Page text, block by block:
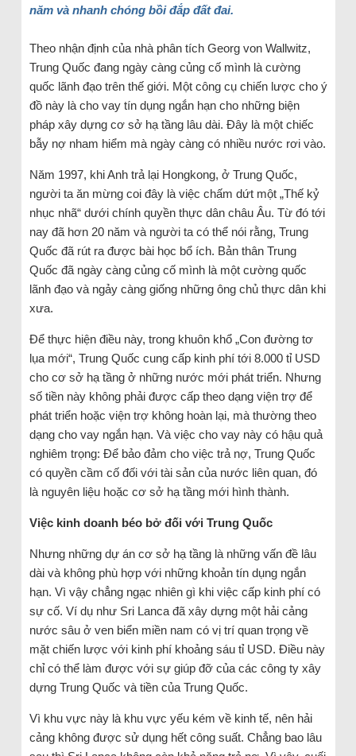
năm và nhanh chóng bồi đắp đất đai.
Theo nhận định của nhà phân tích Georg von Wallwitz,
Trung Quốc đang ngày càng củng cố mình là cường
quốc lãnh đạo trên thế giới. Một công cụ chiến lược cho ý
đồ này là cho vay tín dụng ngắn hạn cho những biện
pháp xây dựng cơ sở hạ tầng lâu dài. Đây là một chiếc
bẫy nợ nham hiểm mà ngày càng có nhiều nước rơi vào.
Năm 1997, khi Anh trả lại Hongkong, ở Trung Quốc,
người ta ăn mừng coi đây là việc chấm dứt một „Thế kỷ
nhục nhã“ dưới chính quyền thực dân châu Âu. Từ đó tới
nay đã hơn 20 năm và người ta có thể nói rằng, Trung
Quốc đã rút ra được bài học bổ ích. Bản thân Trung
Quốc đã ngày càng củng cố mình là một cường quốc
lãnh đạo và ngảy càng giống những ông chủ thực dân khi
xưa.
Để thực hiện điều này, trong khuôn khổ „Con đường tơ
lụa mới“, Trung Quốc cung cấp kinh phí tới 8.000 tỉ USD
cho cơ sở hạ tầng ở những nước mới phát triển. Nhưng
số tiền này không phải được cấp theo dạng viện trợ để
phát triển hoặc viện trợ không hoàn lại, mà thường theo
dạng cho vay ngắn hạn. Và việc cho vay này có hậu quả
nghiêm trọng: Để bảo đảm cho việc trả nợ, Trung Quốc
có quyền cầm cố đối với tài sản của nước liên quan, đó
là nguyên liệu hoặc cơ sở hạ tầng mới hình thành.
Việc kinh doanh béo bở đối với Trung Quốc
Nhưng những dự án cơ sở hạ tầng là những vấn đề lâu
dài và không phù hợp với những khoản tín dụng ngắn
hạn. Vì vậy chẳng ngạc nhiên gì khi việc cấp kinh phí có
sự cố. Ví dụ như Sri Lanca đã xây dựng một hải cảng
nước sâu ở ven biển miền nam có vị trí quan trọng về
mặt chiến lược với kinh phí khoảng sáu tỉ USD. Điều này
chỉ có thể làm được với sự giúp đỡ của các công ty xây
dựng Trung Quốc và tiền của Trung Quốc.
Vì khu vực này là khu vực yếu kém về kinh tế, nên hải
cảng không được sử dụng hết công suất. Chẳng bao lâu